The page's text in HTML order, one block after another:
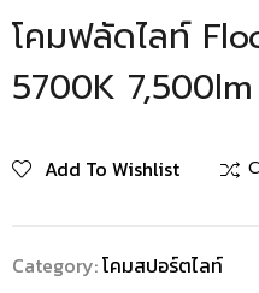
โคมฟลัดไลท์
5700K
Add To Wishlist
Category:โคมสปอร์ตไลท์